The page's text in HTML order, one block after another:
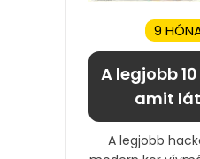
9
A legjobb
amit
A legjobb